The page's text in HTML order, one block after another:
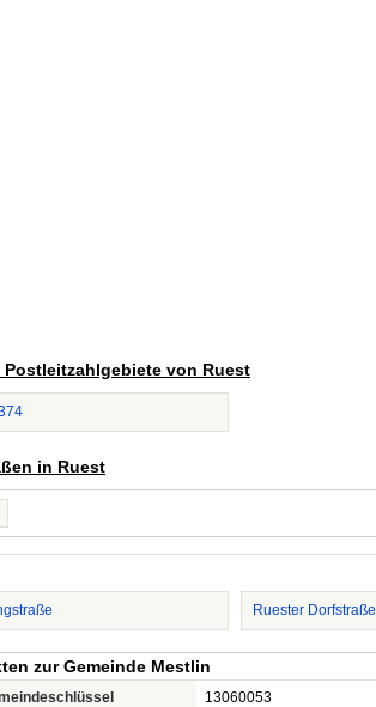
Postleitzahlgebiete von Ruest
in Ruest
Ruester Dorfstraße
zur Gemeinde Mestlin
13060053